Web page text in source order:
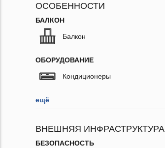
ОСОБЕННОСТИ
БАЛКОН
Балкон
ОБОРУДОВАНИЕ
Кондиционеры
ещё
ВНЕШНЯЯ ИНФРАСТРУКТУРА
БЕЗОПАСНОСТЬ